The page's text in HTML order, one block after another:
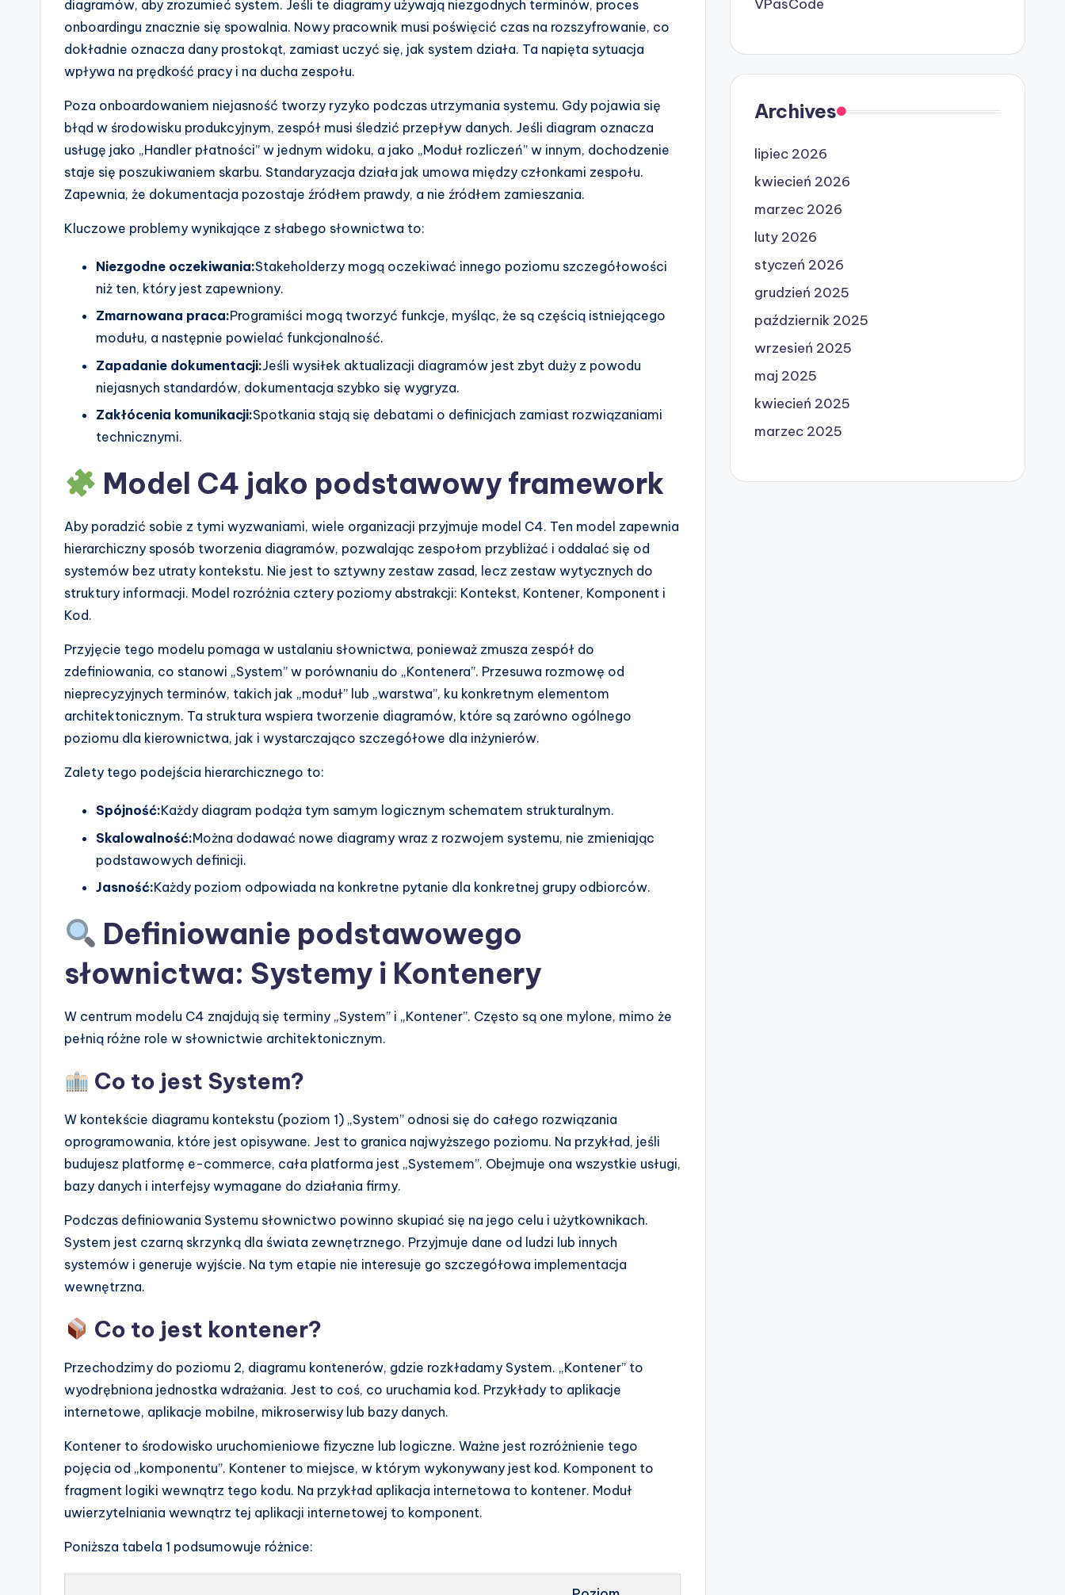
diagramów, aby zrozumieć system. Jeśli te diagramy używają niezgodnych terminów, proces
onboardingu znacznie się spowalnia. Nowy pracownik musi poświęcić czas na rozszyfrowanie, co
dokładnie oznacza dany prostokąt, zamiast uczyć się, jak system działa. Ta napięta sytuacja
wpływa na prędkość pracy i na ducha zespołu.
Poza onboardowaniem niejasność tworzy ryzyko podczas utrzymania systemu. Gdy pojawia się
błąd w środowisku produkcyjnym, zespół musi śledzić przepływ danych. Jeśli diagram oznacza
usługę jako „Handler płatności” w jednym widoku, a jako „Moduł rozliczeń” w innym, dochodzenie
staje się poszukiwaniem skarbu. Standaryzacja działa jak umowa między członkami zespołu.
Zapewnia, że dokumentacja pozostaje źródłem prawdy, a nie źródłem zamieszania.
Kluczowe problemy wynikające z słabego słownictwa to:
Niezgodne oczekiwania:Stakeholderzy mogą oczekiwać innego poziomu szczegółowości
niż ten, który jest zapewniony.
Zmarnowana praca:Programiści mogą tworzyć funkcje, myśląc, że są częścią istniejącego
modułu, a następnie powielać funkcjonalność.
Zapadanie dokumentacji:Jeśli wysiłek aktualizacji diagramów jest zbyt duży z powodu
niejasnych standardów, dokumentacja szybko się wygryza.
Zakłócenia komunikacji:Spotkania stają się debatami o definicjach zamiast rozwiązaniami
technicznymi.
Model C4 jako podstawowy framework
Aby poradzić sobie z tymi wyzwaniami, wiele organizacji przyjmuje model C4. Ten model zapewnia
hierarchiczny sposób tworzenia diagramów, pozwalając zespołom przybliżać i oddalać się od
systemów bez utraty kontekstu. Nie jest to sztywny zestaw zasad, lecz zestaw wytycznych do
struktury informacji. Model rozróżnia cztery poziomy abstrakcji: Kontekst, Kontener, Komponent i
Kod.
Przyjęcie tego modelu pomaga w ustalaniu słownictwa, ponieważ zmusza zespół do
zdefiniowania, co stanowi „System” w porównaniu do „Kontenera”. Przesuwa rozmowę od
nieprecyzyjnych terminów, takich jak „moduł” lub „warstwa”, ku konkretnym elementom
architektonicznym. Ta struktura wspiera tworzenie diagramów, które są zarówno ogólnego
poziomu dla kierownictwa, jak i wystarczająco szczegółowe dla inżynierów.
Zalety tego podejścia hierarchicznego to:
Spójność:Każdy diagram podąża tym samym logicznym schematem strukturalnym.
Skalowalność:Można dodawać nowe diagramy wraz z rozwojem systemu, nie zmieniając
podstawowych definicji.
Jasność:Każdy poziom odpowiada na konkretne pytanie dla konkretnej grupy odbiorców.
Definiowanie podstawowego
słownictwa: Systemy i Kontenery
W centrum modelu C4 znajdują się terminy „System” i „Kontener”. Często są one mylone, mimo że
pełnią różne role w słownictwie architektonicznym.
Co to jest System?
W kontekście diagramu kontekstu (poziom 1) „System” odnosi się do całego rozwiązania
oprogramowania, które jest opisywane. Jest to granica najwyższego poziomu. Na przykład, jeśli
budujesz platformę e-commerce, cała platforma jest „Systemem”. Obejmuje ona wszystkie usługi,
bazy danych i interfejsy wymagane do działania firmy.
Podczas definiowania Systemu słownictwo powinno skupiać się na jego celu i użytkownikach.
System jest czarną skrzynką dla świata zewnętrznego. Przyjmuje dane od ludzi lub innych
systemów i generuje wyjście. Na tym etapie nie interesuje go szczegółowa implementacja
wewnętrzna.
Co to jest kontener?
Przechodzimy do poziomu 2, diagramu kontenerów, gdzie rozkładamy System. „Kontener” to
wyodrębniona jednostka wdrażania. Jest to coś, co uruchamia kod. Przykłady to aplikacje
internetowe, aplikacje mobilne, mikroserwisy lub bazy danych.
Kontener to środowisko uruchomieniowe fizyczne lub logiczne. Ważne jest rozróżnienie tego
pojęcia od „komponentu”. Kontener to miejsce, w którym wykonywany jest kod. Komponent to
fragment logiki wewnątrz tego kodu. Na przykład aplikacja internetowa to kontener. Moduł
uwierzytelniania wewnątrz tej aplikacji internetowej to komponent.
Poniższa tabela 1 podsumowuje różnice:
VPasCode
Archives
lipiec 2026
kwiecień 2026
marzec 2026
luty 2026
styczeń 2026
grudzień 2025
październik 2025
wrzesień 2025
maj 2025
kwiecień 2025
marzec 2025